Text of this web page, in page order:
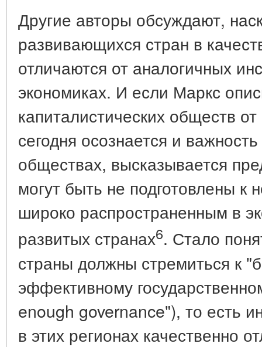
Другие авторы обсуждают,
развивающихся стран в
отличаются от аналогичных
экономиках. И если Маркс
капиталистических обществ
сегодня осознается и
обществах, высказывается
могут быть не подготовлены к
широко распространенным в
развитых странах6. Стало
страны должны стремиться к
эффективному
enough governance"), то есть
в этих регионах качественно